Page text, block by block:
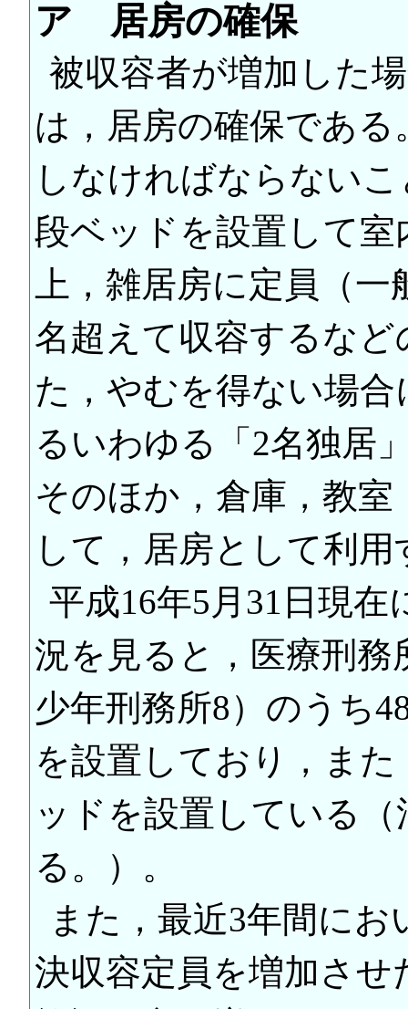
ア 居房の確保
被収容者が増加した
は，居房の確保であ
しなければならない
段ベッドを設置して
上，雑居房に定員（
名超えて収容するな
た，やむを得ない場
るいわゆる「2名独居
そのほか，倉庫，教
して，居房として利
平成16年5月31日現
況を見ると，医療刑務
少年刑務所8）のうち
を設置しており，ま
ッドを設置している
る。）。
また，最近3年間に
決収容定員を増加させ